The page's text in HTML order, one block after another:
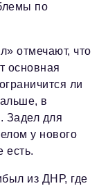
по
отмечают, что
основная
ли
в
Задел для
у нового
есть.
из ДНР, где